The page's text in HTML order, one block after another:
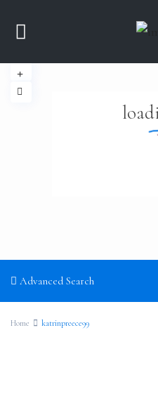
Advanced Search
Home katrinpreece99